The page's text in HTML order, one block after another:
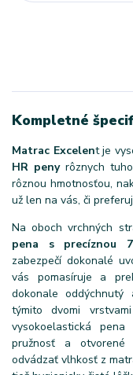
Kompletné
Matrac Excelent je
HR penyrôznych
rôznou hmotnosťou,
už len na vás, či
Na oboch vrchných
pena s precíznou
zabezpečí dokonalé
vás pomasíruje a
dokonale
týmito dvomi
vysokoelastická
pružnosť a otvorené
odvádzať vlhkosť z